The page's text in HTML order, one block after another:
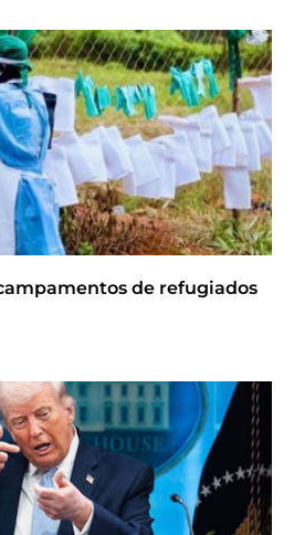
de refugiados